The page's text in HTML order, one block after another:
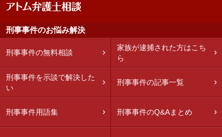
刑事事件のお悩み解決
刑事事件の無料相談
家族が逮捕された方はこち
ら
刑事事件を示談で解決した
い
刑事事件の記事一覧
刑事事件用語集 刑事事件のQ&Aまとめ